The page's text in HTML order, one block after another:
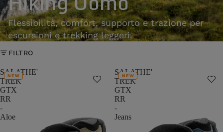
Flessibilità, comfort, supporto e trazione per
escursioni e trekking leggeri.
FILTRO
SALATHE'
TREK
GTX
RR
-
Aloe
NEW
SALATHE'
TREK
GTX
RR
-
Jeans
NEW